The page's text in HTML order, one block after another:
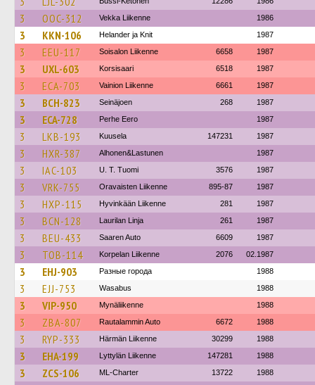
3 OOC-312 Vekka Liikenne 1986
3 KKN-106 Helander ja Knit 1987
3 EEU-117 Soisalon Liikenne 6658 1987
3 UXL-603 Korsisaari 6518 1987
3 ECA-703 Vainion Liikenne 6661 1987
3 BCH-823 Seinäjoen 268 1987
3 ECA-728 Perhe Eero 1987
3 LKB-193 Kuusela 147231 1987
3 HXR-387 Alhonen&Lastunen 1987
3 IAC-103 U. T. Tuomi 3576 1987
3 VRK-755 Oravaisten Liikenne 895-87 1987
3 HXP-115 Hyvinkään Liikenne 281 1987
3 BCN-128 Laurilan Linja 261 1987
3 BEU-433 Saaren Auto 6609 1987
3 TOB-114 Korpelan Liikenne 2076 02.1987
3 EHJ-903 Разные города 1988
3 EJJ-753 Wasabus 1988
3 VIP-950 Mynäliikenne 1988
3 ZBA-807 Rautalammin Auto 6672 1988
3 RYP-333 Härmän Liikenne 30299 1988
3 EHA-199 Lyttylän Liikenne 147281 1988
3 ZCS-106 ML-Charter 13722 1988